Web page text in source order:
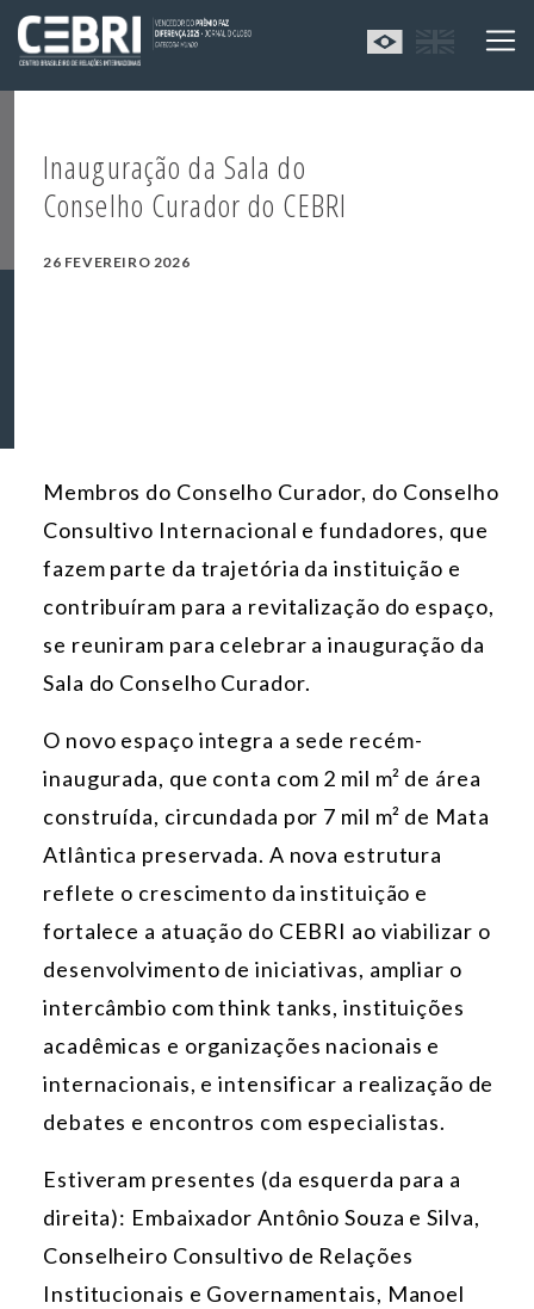
Inauguração da Sala do
Conselho Curador do CEBRI
26 FEVEREIRO 2026
Membros do Conselho Curador, do Conselho
Consultivo Internacional e fundadores, que
fazem parte da trajetória da instituição e
contribuíram para a revitalização do espaço,
se reuniram para celebrar a inauguração da
Sala do Conselho Curador.
O novo espaço integra a sede recém-
inaugurada, que conta com 2 mil m² de área
construída, circundada por 7 mil m² de Mata
Atlântica preservada. A nova estrutura
reflete o crescimento da instituição e
fortalece a atuação do CEBRI ao viabilizar o
desenvolvimento de iniciativas, ampliar o
intercâmbio com think tanks, instituições
acadêmicas e organizações nacionais e
internacionais, e intensificar a realização de
debates e encontros com especialistas.
Estiveram presentes (da esquerda para a
direita): Embaixador Antônio Souza e Silva,
Conselheiro Consultivo de Relações
Institucionais e Governamentais, Manoel